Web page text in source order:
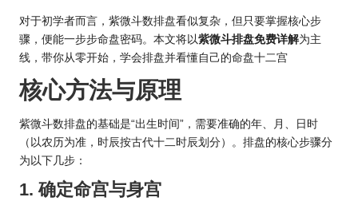
对于初学者而言，紫微斗数排盘看似复杂，但只要掌握核心步
骤，便能一步步命盘密码。本文将以紫微斗排盘免费详解为主
线，带你从零开始，学会排盘并看懂自己的命盘十二宫
核心方法与原理
紫微斗数排盘的基础是“出生时间”，需要准确的年、月、日时
（以农历为准，时辰按古代十二时辰划分）。排盘的核心步骤分
为以下几步：
1. 确定命宫与身宫